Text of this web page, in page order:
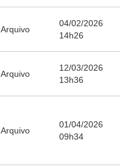
Arquivo
04/02/2026
14h26
Arquivo
12/03/2026
13h36
Arquivo
01/04/2026
09h34